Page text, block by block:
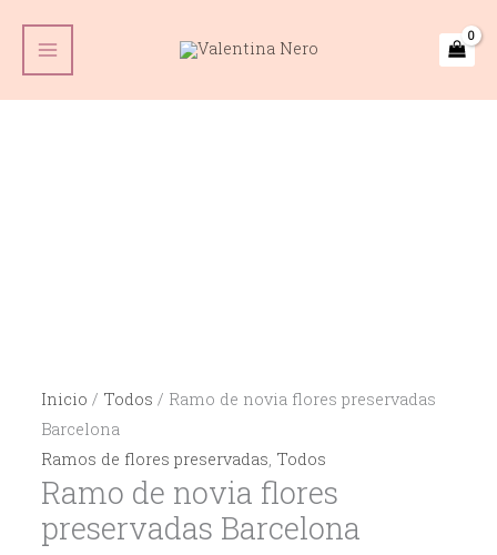
contenido
Main
Menu
Inicio / Todos / Ramo de novia flores preservadas
Barcelona
Ramos de flores preservadas, Todos
Ramo de novia flores
preservadas Barcelona